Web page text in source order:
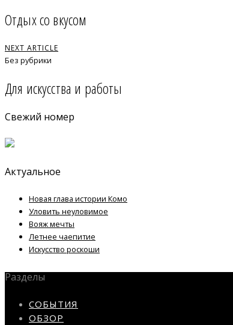
Отдых со вкусом
NEXT ARTICLE
Без рубрики
Для искусства и работы
Свежий номер
Актуальное
Новая глава истории Комо
Уловить неуловимое
Вояж мечты
Летнее чаепитие
Искусство роскоши
Разделы
СОБЫТИЯ
ОБЗОР